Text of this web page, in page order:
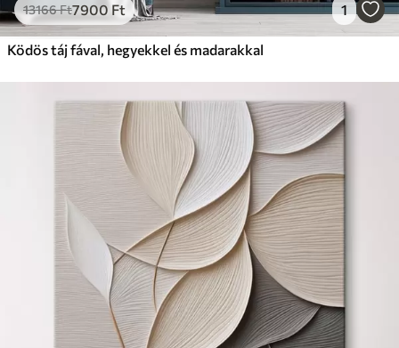
13166Ft7900 Ft 1
Ködös táj fával, hegyekkel és madarakkal